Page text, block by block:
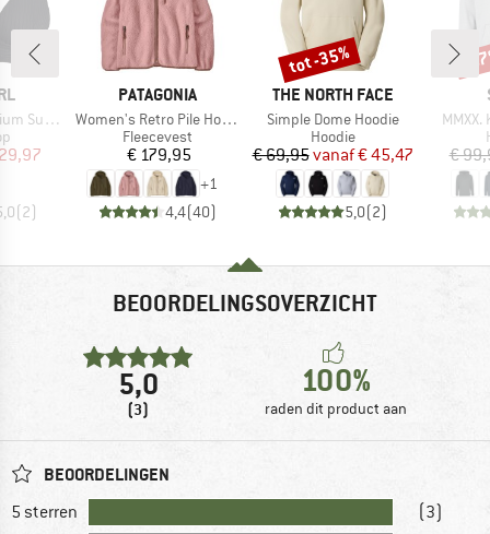
Deep V
prijs
(2)
MERK
PATAGONIA
Artikel
Women's Retro Pile Hoody
Productgroep
Fleecevest
Prijs
€ 179,95
+1
4,4(40)
MERK
THE NORTH FACE
Artikel
Simple Dome Hoodie
Productgroep
Hoodie
Prijs
€ 69,95 Verlaagde prijs
vanaf€ 45,47
5,0(2)
Korting
tot -35%
Artikel
€
-
BEOORDELINGSOVERZICHT
5,0
(3)
100%
raden dit product aan
BEOORDELINGEN
5 sterren (3)